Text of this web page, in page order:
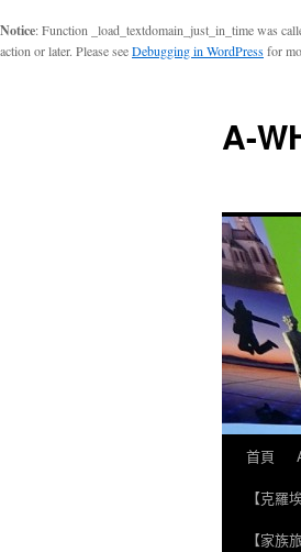
Notice: Function _load_textdomain_just_in_time was
action or later. Please seeDebugging in WordPressfor
A-
首頁
【克羅
【家族